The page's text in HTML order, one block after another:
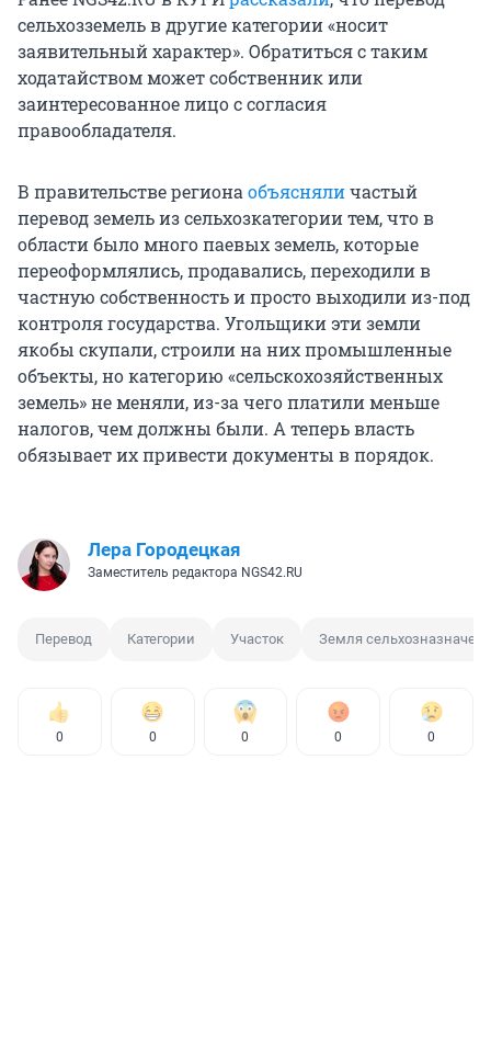
сельхозземель в другие категории «носит
заявительный характер». Обратиться с таким
ходатайством может собственник или
заинтересованное лицо с согласия
правообладателя.
В правительстве регионаобъясняличастый
перевод земель из сельхозкатегории тем, что в
области было много паевых земель, которые
переоформлялись, продавались, переходили в
частную собственность и просто выходили из-под
контроля государства. Угольщики эти земли
якобы скупали, строили на них промышленные
объекты, но категорию «сельскохозяйственных
земель» не меняли, из-за чего платили меньше
налогов, чем должны были. А теперь власть
обязывает их привести документы в порядок.
Лера Городецкая
Заместитель редактора NGS42.RU
Перевод Категории Участок Земля
0 0 0 0 0